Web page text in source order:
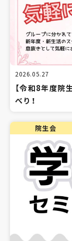
2026.05.27
【令和8年度院
べり！
院生会